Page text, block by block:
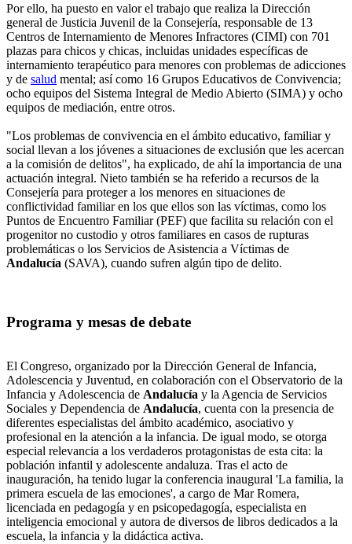
Por ello, ha puesto en valor el trabajo que realiza la Dirección
general de Justicia Juvenil de la Consejería, responsable de 13
Centros de Internamiento de Menores Infractores (CIMI) con 701
plazas para chicos y chicas, incluidas unidades específicas de
internamiento terapéutico para menores con problemas de adicciones
y de salud mental; así como 16 Grupos Educativos de Convivencia;
ocho equipos del Sistema Integral de Medio Abierto (SIMA) y ocho
equipos de mediación, entre otros.
"Los problemas de convivencia en el ámbito educativo, familiar y
social llevan a los jóvenes a situaciones de exclusión que les acercan
a la comisión de delitos", ha explicado, de ahí la importancia de una
actuación integral. Nieto también se ha referido a recursos de la
Consejería para proteger a los menores en situaciones de
conflictividad familiar en los que ellos son las víctimas, como los
Puntos de Encuentro Familiar (PEF) que facilita su relación con el
progenitor no custodio y otros familiares en casos de rupturas
problemáticas o los Servicios de Asistencia a Víctimas de
Andalucía (SAVA), cuando sufren algún tipo de delito.
Programa y mesas de debate
El Congreso, organizado por la Dirección General de Infancia,
Adolescencia y Juventud, en colaboración con el Observatorio de la
Infancia y Adolescencia de Andalucía y la Agencia de Servicios
Sociales y Dependencia de Andalucía, cuenta con la presencia de
diferentes especialistas del ámbito académico, asociativo y
profesional en la atención a la infancia. De igual modo, se otorga
especial relevancia a los verdaderos protagonistas de esta cita: la
población infantil y adolescente andaluza. Tras el acto de
inauguración, ha tenido lugar la conferencia inaugural 'La familia, la
primera escuela de las emociones', a cargo de Mar Romera,
licenciada en pedagogía y en psicopedagogía, especialista en
inteligencia emocional y autora de diversos de libros dedicados a la
escuela, la infancia y la didáctica activa.